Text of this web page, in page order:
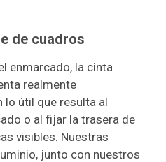
de cuadros
enmarcado, la cinta
realmente
lo útil que resulta al
o al fijar la trasera de
visibles. Nuestras
junto con nuestros